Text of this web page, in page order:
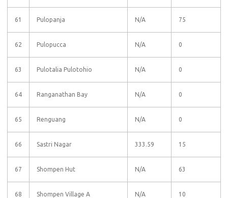
61 Pulopanja N/A 75
62 Pulopucca N/A 0
63 Pulotalia Pulotohio N/A 0
64 Ranganathan Bay N/A 0
65 Renguang N/A 0
66 Sastri Nagar 333.59 15
67 Shompen Hut N/A 63
68 Shompen Village A N/A 10